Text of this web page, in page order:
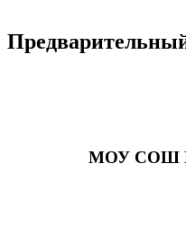
МОУ СОШ